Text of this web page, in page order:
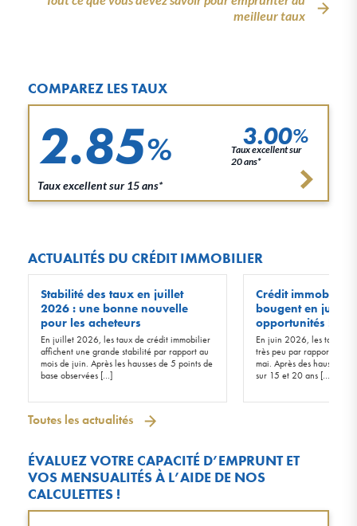
meilleur taux
COMPAREZ LES TAUX
2.85%
Taux excellent sur 15 ans*
3.00%
Taux excellent sur
20 ans*
ACTUALITÉS DU CRÉDIT IMMOBILIER
Stabilité des taux en juillet
2026 : une bonne nouvelle
pour les acheteurs
En juillet 2026, les taux de crédit immobilier
affichent une grande stabilité par rapport au
mois de juin. Après les hausses de 5 points de
base observées […]
Crédit immobilier
bougent en juin
opportunités !
En juin 2026, les taux
très peu par rapport à
mai. Après des hausses
sur 15 et 20 ans […]
Toutes les actualités
ÉVALUEZ VOTRE CAPACITÉ D’EMPRUNT ET
VOS MENSUALITÉS À L’AIDE DE NOS
CALCULETTES !